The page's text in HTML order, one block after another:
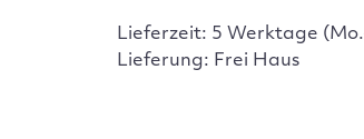
Lieferzeit: 5 Werktage
Lieferung: Frei Haus